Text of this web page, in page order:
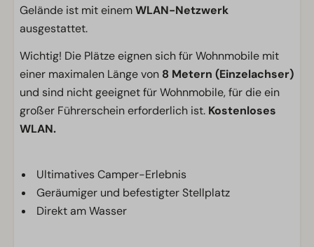
Gelände ist mit einemWLAN-Netzwerk
ausgestattet.
Wichtig! Die Plätze eignen sich für Wohnmobile mit
einer maximalen Länge von 8 Metern (Einzelachser)
und sind nicht geeignet für Wohnmobile, für die ein
großer Führerschein erforderlich ist. Kostenloses
WLAN.
Ultimatives Camper-Erlebnis
Geräumiger und befestigter Stellplatz
Direkt am Wasser